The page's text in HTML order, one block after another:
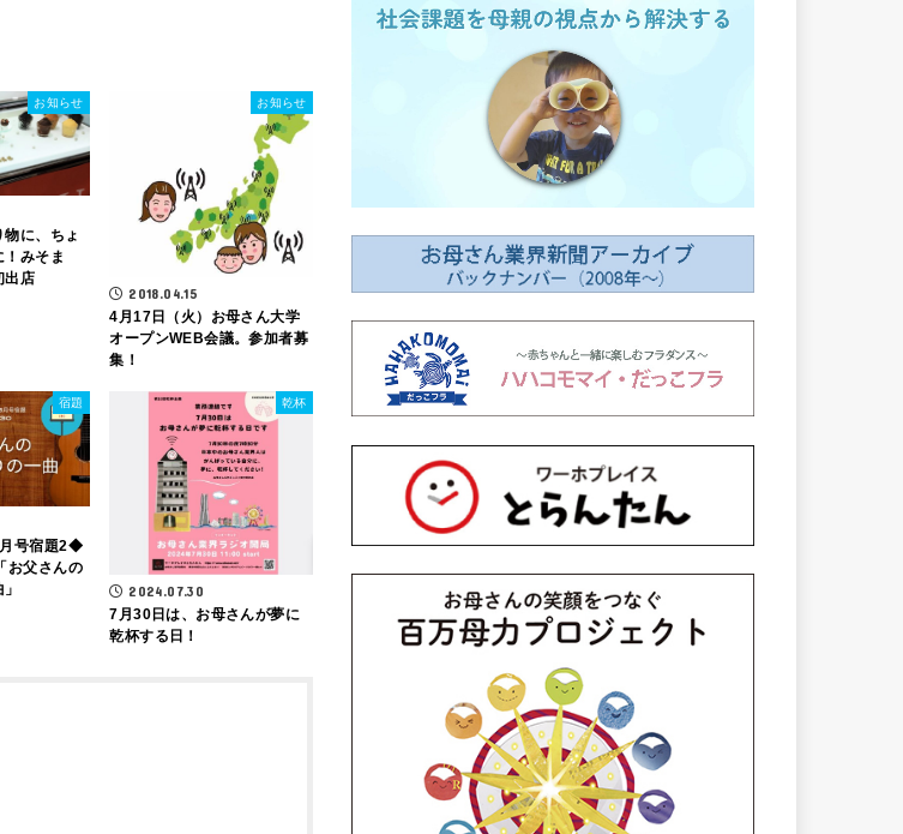
お知らせ
に、ちょ
！みそま
出店
お知らせ
2018.04.15
4月17日（火）お母さん大学
オープンWEB会議。参加者募
集！
宿題
号宿題2◆
お父さんの
乾杯
2024.07.30
7月30日は、お母さんが夢に
乾杯する日！